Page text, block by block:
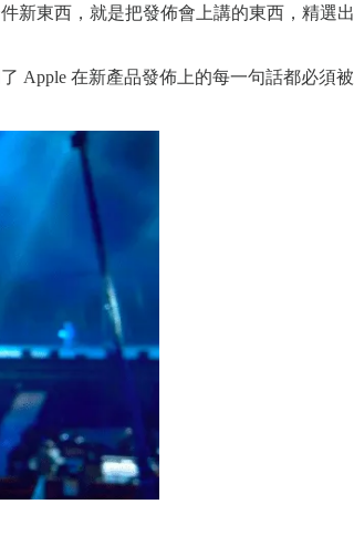
新東西，就是把發佈會上講的東西，精選
Apple 在新產品發佈上的每一句話都必須